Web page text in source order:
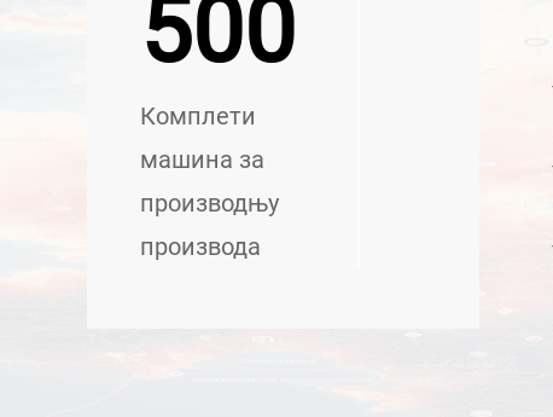
500
Комплети
машина за
производњу
производа